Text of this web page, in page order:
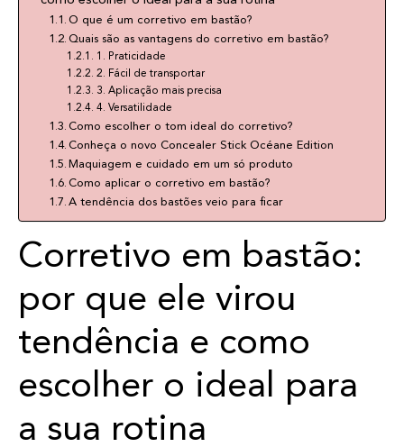
O que é um corretivo em bastão?
Quais são as vantagens do corretivo em bastão?
1. Praticidade
2. Fácil de transportar
3. Aplicação mais precisa
4. Versatilidade
Como escolher o tom ideal do corretivo?
Conheça o novo Concealer Stick Océane Edition
Maquiagem e cuidado em um só produto
Como aplicar o corretivo em bastão?
A tendência dos bastões veio para ficar
Corretivo em bastão:
por que ele virou
tendência e como
escolher o ideal para
a sua rotina